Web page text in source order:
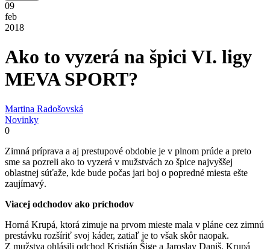
09
feb
2018
Ako to vyzerá na špici VI. ligy
MEVA SPORT?
Martina Radošovská
Novinky
0
Zimná príprava a aj prestupové obdobie je v plnom prúde a preto
sme sa pozreli ako to vyzerá v mužstvách zo špice najvyššej
oblastnej súťaže, kde bude počas jari boj o popredné miesta ešte
zaujímavý.
Viacej odchodov ako príchodov
Horná Krupá, ktorá zimuje na prvom mieste mala v pláne cez zimnú
prestávku rozšíriť svoj káder, zatiaľ je to však skôr naopak.
Z mužstva ohlásili odchod Kristián Šige a Jaroslav Daniš. Krupá